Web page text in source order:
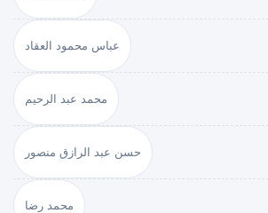
عباس محمود العقاد
محمد عبد الرحيم
حسن عبد الرازق منصور
محمد رضا